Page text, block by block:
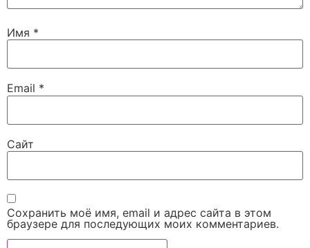
Имя *
Email *
Сайт
Сохранить моё имя, email и адрес сайта в этом
браузере для последующих моих комментариев.